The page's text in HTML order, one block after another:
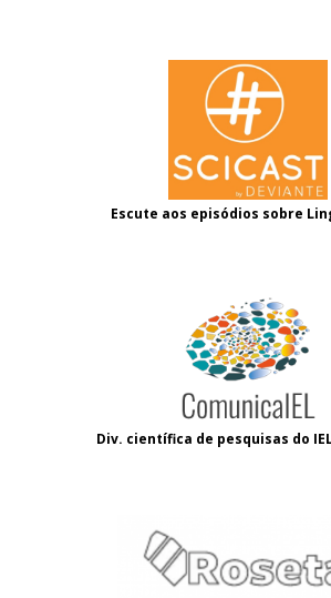
Escute aos episódios sobre
Div. científica de pesquisas do